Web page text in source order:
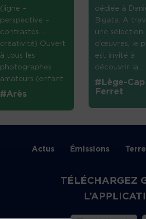
(ligne –
perspective –
contrastes –
créativité) Ouvert
à tous les
photographes
amateurs (enfant...
#Arès
dédiée à
Bigata. A
une sélection
d’œuvres, le
est invité à
découvrir la...
#Lège-Cap
Ferret
Actus Émissions
TÉLÉCHARGEZ